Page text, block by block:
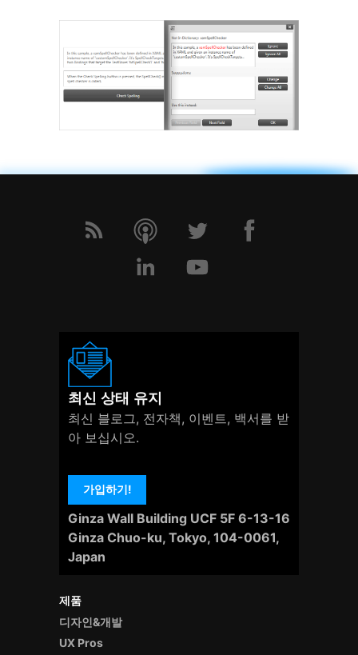
제품
디자인&개발
UX Pros
최신 상태 유지
최신 블로그, 전자책, 이벤트, 백서를 받
아 보십시오.
가입하기!
Ginza Wall Building UCF 5F 6-13-16
Ginza Chuo-ku, Tokyo, 104-0061,
Japan